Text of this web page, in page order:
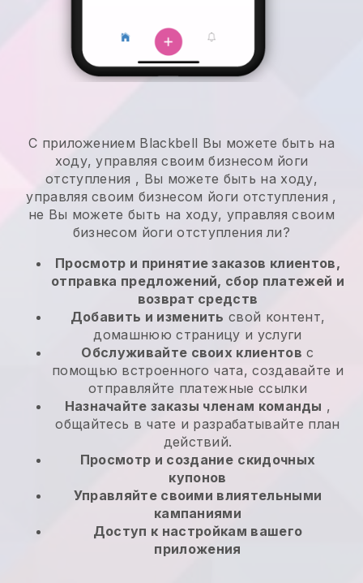
С приложением Blackbell Вы можете быть на
ходу, управляя своим бизнесом йоги
отступления , Вы можете быть на ходу,
управляя своим бизнесом йоги отступления ,
не Вы можете быть на ходу, управляя своим
бизнесом йоги отступления ли?
Просмотр и принятие заказов клиентов,
отправка предложений, сбор платежей и
возврат средств
Добавить и изменить свой контент,
домашнюю страницу и услуги
Обслуживайте своих клиентов с
помощью встроенного чата, создавайте и
отправляйте платежные ссылки
Назначайте заказы членам команды ,
общайтесь в чате и разрабатывайте план
действий.
Просмотр и создание скидочных
купонов
Управляйте своими влиятельными
кампаниями
Доступ к настройкам вашего
приложения